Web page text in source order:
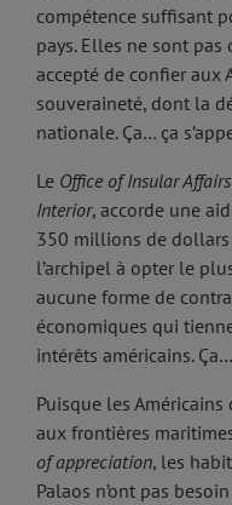
compétence suffisant
pays. Elles ne sont
accepté de confier aux
souveraineté, dont la
nationale. Ça… ça
Le Office of Insular Affairs
Interior, accorde une
350 millions de
l’archipel à opter le
aucune forme de
économiques qui
intérêts américains.
Puisque les
aux frontières
of appreciation, les
Palaos n’ont pas